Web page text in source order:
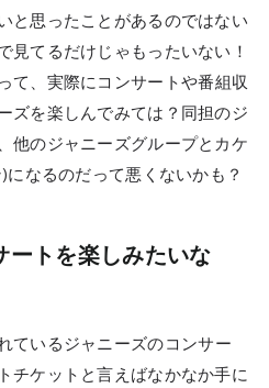
と思ったことがあるのではない
見てるだけじゃもったいない！
て、実際にコンサートや番組収
ズを楽しんでみては？同担のジ
他のジャニーズグループとカケ
なるのだって悪くないかも？
ートを楽しみたいな
ているジャニーズのコンサー
チケットと言えばなかなか手に